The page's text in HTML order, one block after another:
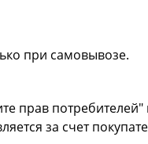
при самовывозе.
прав
за счет